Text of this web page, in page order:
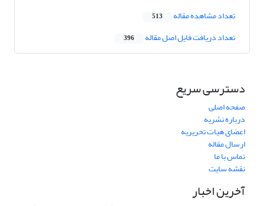
تعداد مشاهده مقاله 513
تعداد دریافت فایل اصل مقاله 396
دسترسی سریع
صفحه اصلی
درباره نشریه
اعضای هیات تحریریه
ارسال مقاله
تماس با ما
نقشه سایت
آخرین اخبار